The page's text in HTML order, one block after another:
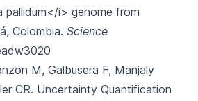
pallidum</i> genome from
Colombia. Science
M, Galbusera F, Manjaly
CR. Uncertainty Quantification